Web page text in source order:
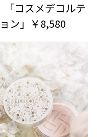
コスメデコルテ
ン」￥8,580